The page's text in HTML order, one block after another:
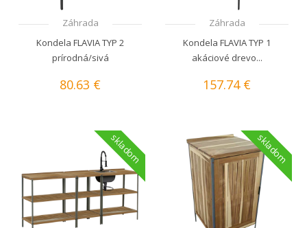
Záhrada
Kondela FLAVIA TYP 2
prírodná/sivá
80.63 €
Záhrada
Kondela FLAVIA TYP 1
akáciové drevo...
157.74 €
skladom skladom